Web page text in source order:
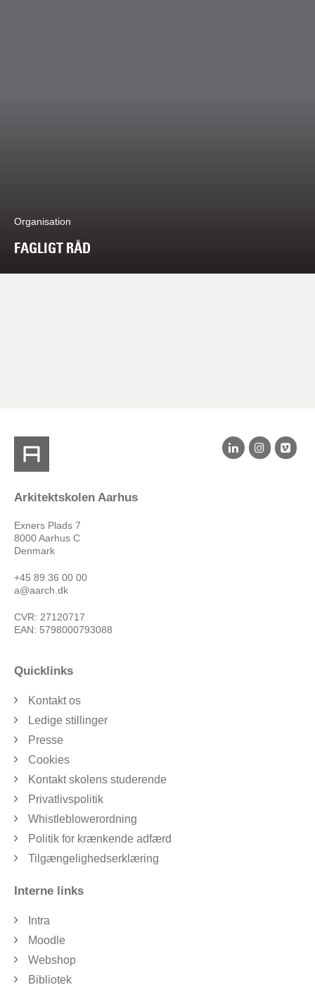
Organisation
FAGLIGT RÅD
Arkitektskolen Aarhus
Exners Plads 7
8000 Aarhus C
Denmark
+45 89 36 00 00
a@aarch.dk
CVR: 27120717
EAN: 5798000793088
Quicklinks
Kontakt os
Ledige stillinger
Presse
Cookies
Kontakt skolens studerende
Privatlivspolitik
Whistleblowerordning
Politik for krænkende adfærd
Tilgængelighedserklæring
Interne links
Intra
Moodle
Webshop
Bibliotek